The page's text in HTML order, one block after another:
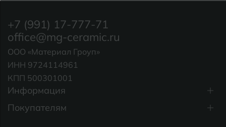
Информация
Покупателям
+7 (991) 17-777-71
office@mg-ceramic.ru
ООО «Материал Гроуп»
ИНН 9724114961
КПП 500301001